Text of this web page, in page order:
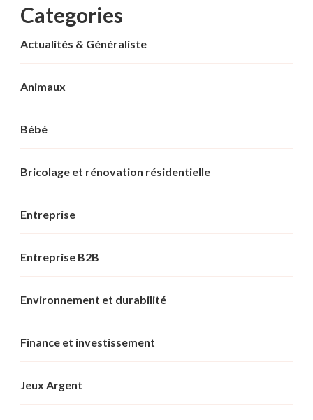
Categories
Actualités & Généraliste
Animaux
Bébé
Bricolage et rénovation résidentielle
Entreprise
Entreprise B2B
Environnement et durabilité
Finance et investissement
Jeux Argent